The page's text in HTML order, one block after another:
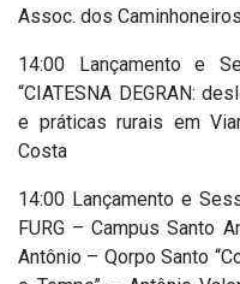
Assoc. dos Caminhoneiros
14:00 Lançamento e
“CIATESNA DEGRAN:
e práticas rurais em
Costa
14:00 Lançamento e
FURG – Campus Santo
Antônio – Qorpo Santo